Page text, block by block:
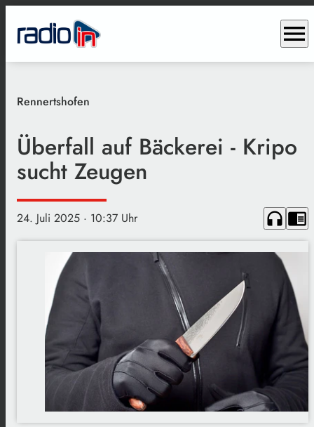
menu
Rennertshofen
Überfall auf Bäckerei - Kripo
sucht Zeugen
24. Juli 2025 · 10:37 Uhr headphones chrome_reader_mode